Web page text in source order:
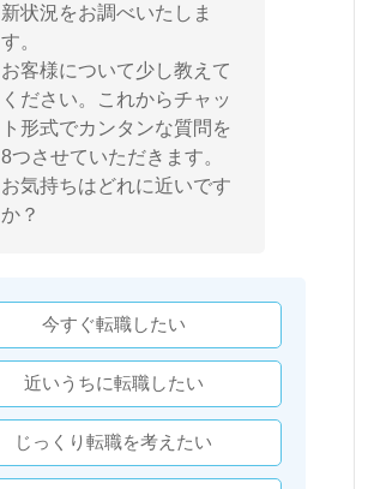
新状況をお調べいたしま
す。
お客様について少し教えて
ください。これからチャッ
ト形式でカンタンな質問を
8つさせていただきます。
お気持ちはどれに近いです
か？
今すぐ転職したい
近いうちに転職したい
じっくり転職を考えたい